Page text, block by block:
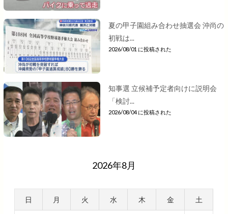
夏の甲子園組み合わせ抽選会 沖尚の
初戦は...
2026/08/01 に投稿された
知事選 立候補予定者向けに説明会
「検討...
2026/08/04 に投稿された
2026年8月
日 月 火 水 木 金 土